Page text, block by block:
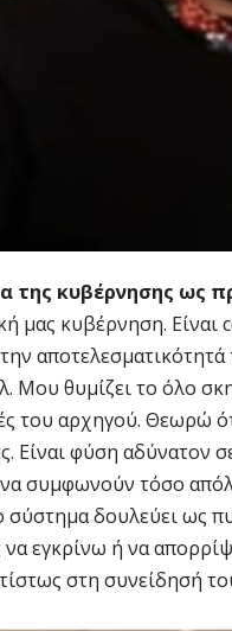
της κυβέρνησης ως
μας κυβέρνηση.
Μου θυμίζει το όλο
του αρχηγού. Θεωρώ
Είναι φύση
συμφωνούν τόσο
δουλεύει ως
εγκρίνω ή να
στη συνείδησή